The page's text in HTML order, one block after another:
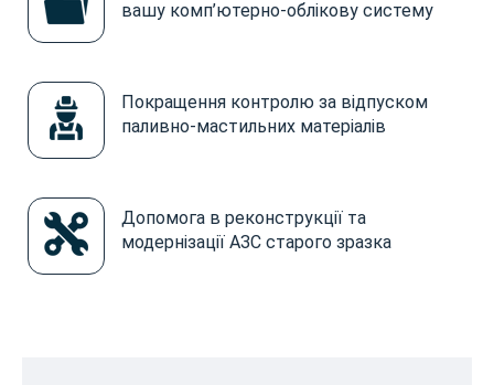
вашу комп’ютерно-облікову систему
Покращення контролю за відпуском
паливно-мастильних матеріалів
Допомога в реконструкції та
модернізації АЗС старого зразка